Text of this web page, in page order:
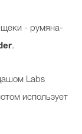
щеки - румяна-
.
Labs
использует